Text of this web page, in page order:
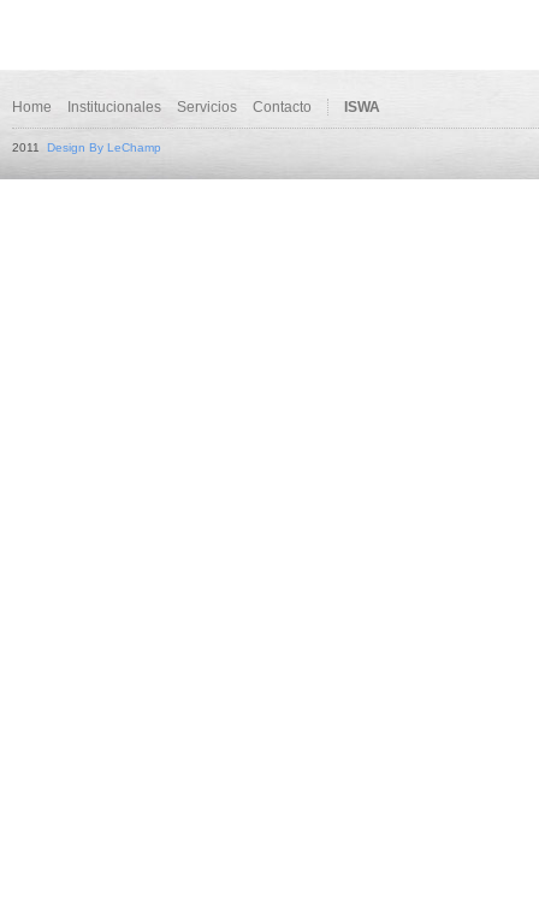
Home Institucionales Servicios Contacto ISWA
2011 Design By LeChamp